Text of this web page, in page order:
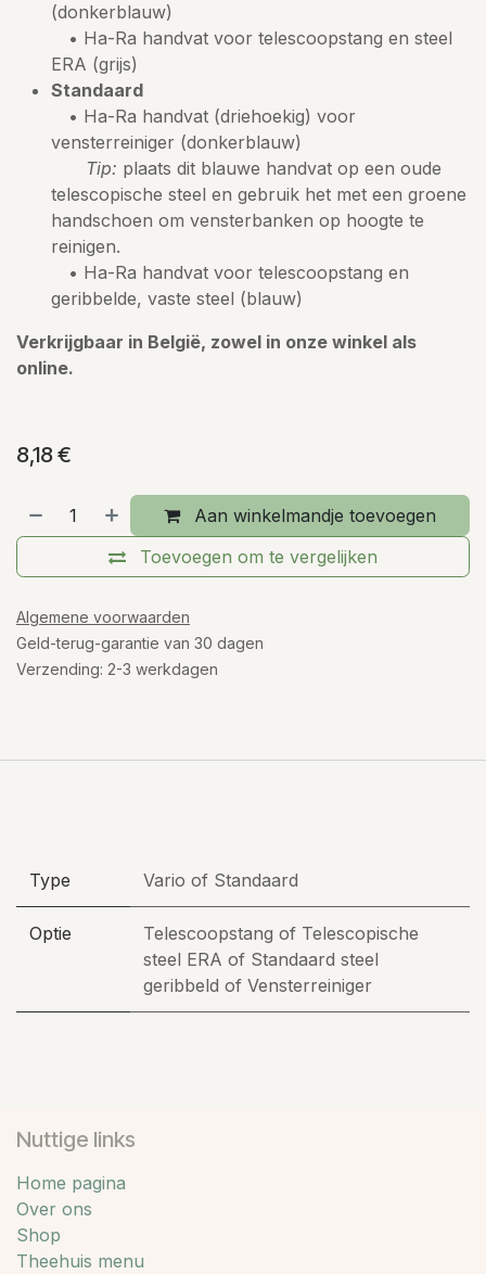
(donkerblauw)
• Ha-Ra handvat voor telescoopstang en steel
ERA (grijs)
Standaard
• Ha-Ra handvat (driehoekig) voor
vensterreiniger (donkerblauw)
Tip: plaats dit blauwe handvat op een oude
telescopische steel en gebruik het met een groene
handschoen om vensterbanken op hoogte te
reinigen.
• Ha-Ra handvat voor telescoopstang en
geribbelde, vaste steel (blauw)
Verkrijgbaar in België, zowel in onze winkel als
online.
8,18€
Aan winkelmandje toevoegen
Toevoegen om te vergelijken
Algemene voorwaarden
Geld-terug-garantie van 30 dagen
Verzending: 2-3 werkdagen
Type Vario of Standaard
Optie Telescoopstang of Telescopische
steel ERA of Standaard steel
geribbeld of Vensterreiniger
Nuttige links
Home pagina
Over ons
Shop
Theehuis menu